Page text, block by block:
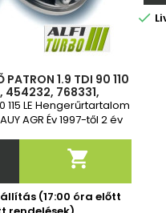
PATRON 1.9 TDI 90 110
454232, 768331,
038253010A,
038253010A
115 LE Hengerűrtartalom
AGR Év 1997-től 2 év

(17:00 óra előtt
